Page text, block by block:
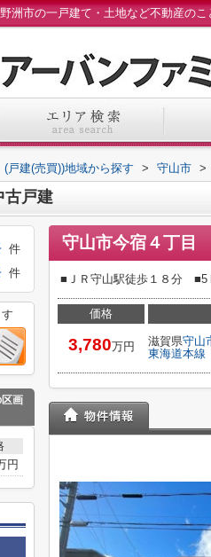
(戸建(売買))地域から探す > 守山市 >
戸建
守山市今宿４丁目
■ＪＲ守山駅徒歩１８分
価格
3,780万円 滋賀県守山
東海道本線
件
件
画
円